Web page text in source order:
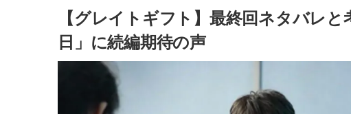
【グレイトギフト】最終回ネタバレ
日」に続編期待の声